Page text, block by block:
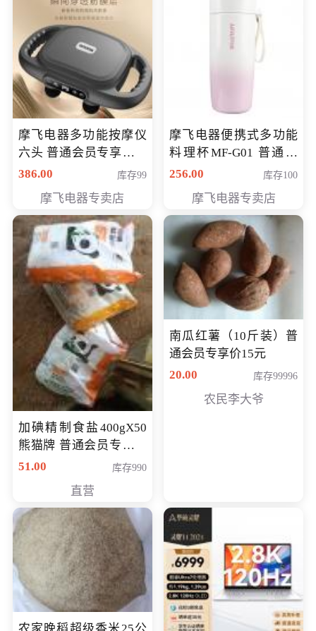
摩飞电器多功能按摩仪
六头 普通会员专享价格
199元
386.00 库存99
摩飞电器专卖店
摩飞电器便携式多功能
料理杯MF-G01 普通会
员专享价格118元
256.00 库存100
摩飞电器专卖店
加碘精制食盐400gX50
熊猫牌 普通会员专享价
格50元
51.00 库存990
直营
南瓜红薯（10斤装）普
通会员专享价15元
20.00
库存99996
农民李大爷